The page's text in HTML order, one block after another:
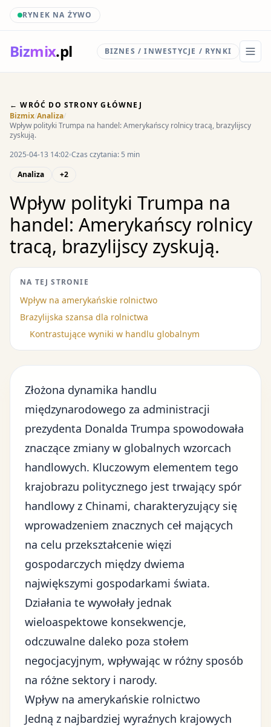
RYNEK NA ŻYWO
Bizmix.pl BIZNES / INWESTYCJE / RYNKI
← WRÓĆ DO STRONY GŁÓWNEJ
Bizmix/Analiza/
Wpływ polityki Trumpa na handel: Amerykańscy rolnicy tracą, brazylijscy
zyskują.
2025-04-13 14:02 Czas czytania: 5 min
Analiza
+2
Wpływ polityki Trumpa na
handel: Amerykańscy rolnicy
tracą, brazylijscy zyskują.
NA TEJ STRONIE
Wpływ na amerykańskie rolnictwo
Brazylijska szansa dla rolnictwa
Kontrastujące wyniki w handlu globalnym
Złożona dynamika handlu
międzynarodowego za administracji
prezydenta Donalda Trumpa spowodowała
znaczące zmiany w globalnych wzorcach
handlowych. Kluczowym elementem tego
krajobrazu politycznego jest trwający spór
handlowy z Chinami, charakteryzujący się
wprowadzeniem znacznych ceł mających
na celu przekształcenie więzi
gospodarczych między dwiema
największymi gospodarkami świata.
Działania te wywołały jednak
wieloaspektowe konsekwencje,
odczuwalne daleko poza stołem
negocjacyjnym, wpływając w różny sposób
na różne sektory i narody.
Wpływ na amerykańskie rolnictwo
Jedną z najbardziej wyraźnych krajowych